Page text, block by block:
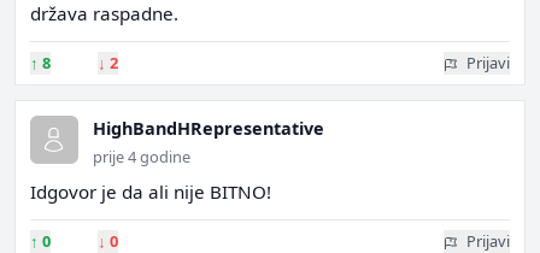
država raspadne.
↑ 8 ↓ 2 Prijavi
HighBandHRepresentative
prije 4 godine
Idgovor je da ali nije BITNO!
↑ 0 ↓ 0 Prijavi